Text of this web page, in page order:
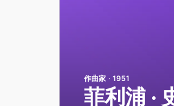
作曲家 · 1951
菲利浦 ·